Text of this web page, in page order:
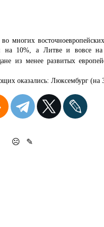
на 10%, а Литве и вовсе
из менее развитых
оказались: Люксембург (на
☹
✎